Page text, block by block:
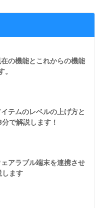
の機能とこれからの機能
。
テムのレベルの上げ方と
で解説します！
アラブル端末を連携させ
します